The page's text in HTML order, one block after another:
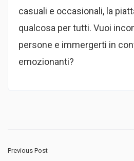
casuali e occasionali, la
qualcosa per tutti. Vuoi
persone e immergerti in
emozionanti?
Previous Post